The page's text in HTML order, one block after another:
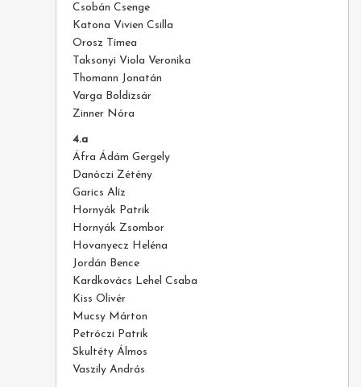
Csobán Csenge
Katona Vivien Csilla
Orosz Tímea
Taksonyi Viola Veronika
Thomann Jonatán
Varga Boldizsár
Zinner Nóra
4.a
Áfra Ádám Gergely
Danóczi Zétény
Garics Alíz
Hornyák Patrik
Hornyák Zsombor
Hovanyecz Heléna
Jordán Bence
Kardkovács Lehel Csaba
Kiss Olivér
Mucsy Márton
Petróczi Patrik
Skultéty Álmos
Vaszily András